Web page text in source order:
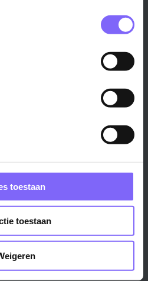
toestaan
toestaan
Productiemedewerker ›
Administratief medewerker ›
HR adviseur ›
Onderwijsassistent ›
Alle functies ›